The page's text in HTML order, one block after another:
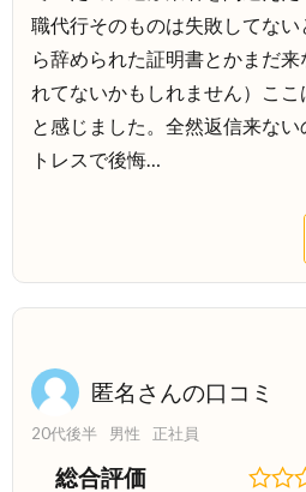
職代行そのものは失敗してな
ら辞められた証明書とかまだ
れてないかもしれません）こ
と感じました。全然返信来な
トレスで後悔…
匿名さんの口コミ
20代後半 男性 正社員
総合評価